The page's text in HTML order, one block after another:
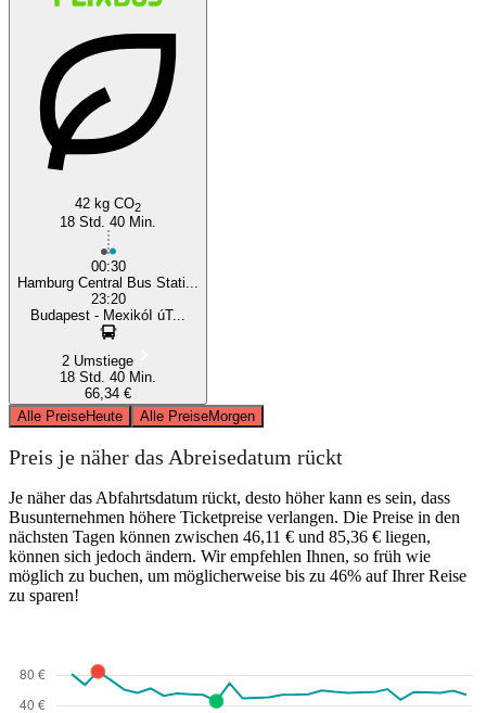
42 kg CO2
18 Std. 40 Min.
00:30
Hamburg Central Bus Stati...
23:20
Budapest - MexikóI úT...
2 Umstiege
18 Std. 40 Min.
66,34 €
Alle PreiseHeute Alle PreiseMorgen
Preis je näher das Abreisedatum rückt
Je näher das Abfahrtsdatum rückt, desto höher kann es sein, dass
Busunternehmen höhere Ticketpreise verlangen. Die Preise in den
nächsten Tagen können zwischen 46,11 € und 85,36 € liegen,
können sich jedoch ändern. Wir empfehlen Ihnen, so früh wie
möglich zu buchen, um möglicherweise bis zu 46% auf Ihrer Reise
zu sparen!